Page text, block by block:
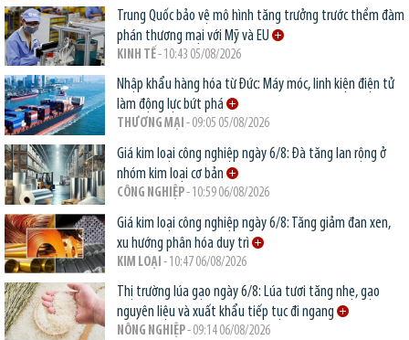
Trung Quốc bảo vệ mô hình tăng trưởng trước thềm đàm
phán thương mại với Mỹ và EU
KINH TẾ- 10:43 05/08/2026
Nhập khẩu hàng hóa từ Đức: Máy móc, linh kiện điện tử
làm động lực bứt phá
THƯƠNG MẠI - 09:05 05/08/2026
Giá kim loại công nghiệp ngày 6/8: Đà tăng lan rộng ở
nhóm kim loại cơ bản
CÔNG NGHIỆP- 10:59 06/08/2026
Giá kim loại công nghiệp ngày 6/8: Tăng giảm đan xen,
xu hướng phân hóa duy trì
KIM LOẠI - 10:47 06/08/2026
Thị trường lúa gạo ngày 6/8: Lúa tươi tăng nhẹ, gạo
nguyên liệu và xuất khẩu tiếp tục đi ngang
NÔNG NGHIỆP- 09:14 06/08/2026